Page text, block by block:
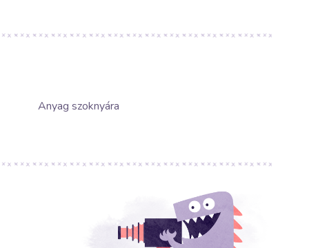
Anyag szoknyára